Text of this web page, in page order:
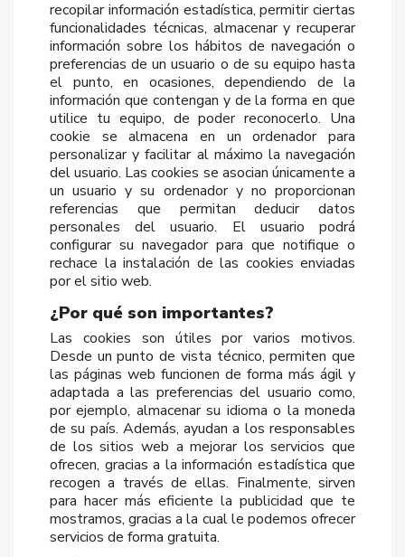
recopilar información estadística, permitir ciertas
funcionalidades técnicas, almacenar y recuperar
información sobre los hábitos de navegación o
preferencias de un usuario o de su equipo hasta
el punto, en ocasiones, dependiendo de la
información que contengan y de la forma en que
utilice tu equipo, de poder reconocerlo. Una
cookie se almacena en un ordenador para
personalizar y facilitar al máximo la navegación
del usuario. Las cookies se asocian únicamente a
un usuario y su ordenador y no proporcionan
referencias que permitan deducir datos
personales del usuario. El usuario podrá
configurar su navegador para que notifique o
rechace la instalación de las cookies enviadas
por el sitio web.
¿Por qué son importantes?
Las cookies son útiles por varios motivos.
Desde un punto de vista técnico, permiten que
las páginas web funcionen de forma más ágil y
adaptada a las preferencias del usuario como,
por ejemplo, almacenar su idioma o la moneda
de su país. Además, ayudan a los responsables
de los sitios web a mejorar los servicios que
ofrecen, gracias a la información estadística que
recogen a través de ellas. Finalmente, sirven
para hacer más eficiente la publicidad que te
mostramos, gracias a la cual le podemos ofrecer
servicios de forma gratuita.